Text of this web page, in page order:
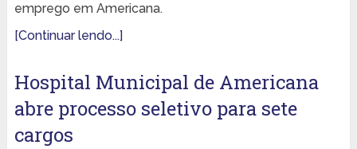
emprego em Americana.
[Continuar lendo...]
Hospital Municipal de Americana
abre processo seletivo para sete
cargos